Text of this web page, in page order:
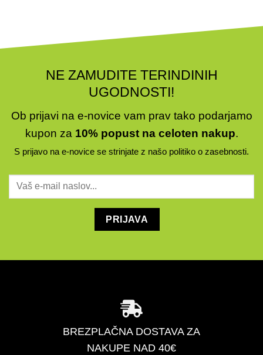
NE ZAMUDITE TERINDINIH
UGODNOSTI!
Ob prijavi na e-novice vam prav tako podarjamo
kupon za 10% popust na celoten nakup.
S prijavo na e-novice se strinjate z našo politiko o zasebnosti.
BREZPLAČNA DOSTAVA ZA
NAKUPE NAD 40€